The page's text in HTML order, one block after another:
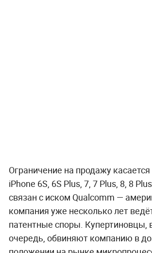
Ограничение на продажу
iPhone 6S, 6S Plus, 7, 7 Plus, 8, 8
связан с иском Qualcomm —
компания уже несколько лет
патентные споры. Купертиновцы,
очередь, обвиняют компанию в